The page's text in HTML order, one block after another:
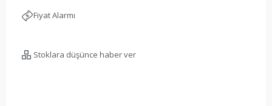
Fiyat Alarmı
Stoklara düşünce haber ver